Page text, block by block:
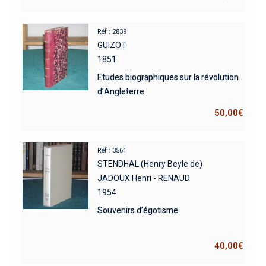
Réf : 2839
GUIZOT
1851
Etudes biographiques sur la révolution
d’Angleterre.
50,00€
Réf : 3561
STENDHAL (Henry Beyle de)
JADOUX Henri - RENAUD
1954
Souvenirs d’égotisme.
40,00€